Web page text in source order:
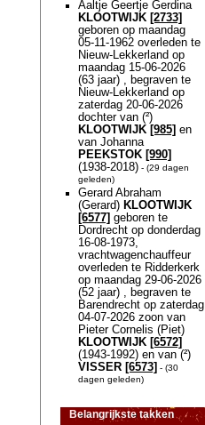
Aaltje Geertje Gerdina
KLOOTWIJK [2733]
geboren op maandag
05-11-1962 overleden te
Nieuw-Lekkerland op
maandag 15-06-2026
(63 jaar) , begraven te
Nieuw-Lekkerland op
zaterdag 20-06-2026
dochter van (²)
KLOOTWIJK [985] en
van Johanna
PEEKSTOK [990]
(1938-2018)- (29 dagen
geleden)
Gerard Abraham
(Gerard) KLOOTWIJK
[6577] geboren te
Dordrecht op donderdag
16-08-1973,
vrachtwagenchauffeur
overleden te Ridderkerk
op maandag 29-06-2026
(52 jaar) , begraven te
Barendrecht op zaterdag
04-07-2026 zoon van
Pieter Cornelis (Piet)
KLOOTWIJK [6572]
(1943-1992) en van (²)
VISSER [6573] - (30
dagen geleden)
Belangrijkste takken